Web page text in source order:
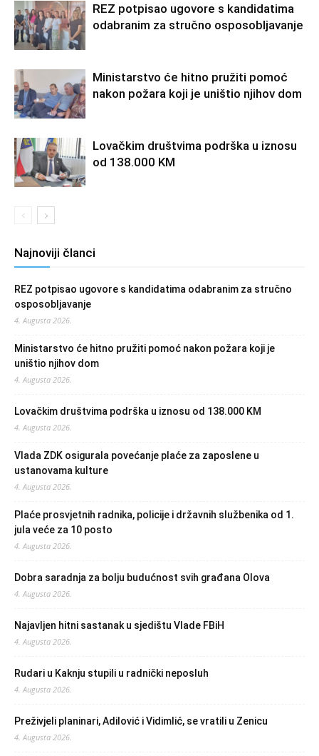
REZ potpisao ugovore s kandidatima
odabranim za stručno osposobljavanje
Ministarstvo će hitno pružiti pomoć
nakon požara koji je uništio njihov dom
Lovačkim društvima podrška u iznosu
od 138.000 KM
Najnoviji članci
REZ potpisao ugovore s kandidatima odabranim za stručno
osposobljavanje
4. Augusta 2026.
Ministarstvo će hitno pružiti pomoć nakon požara koji je
uništio njihov dom
4. Augusta 2026.
Lovačkim društvima podrška u iznosu od 138.000 KM
4. Augusta 2026.
Vlada ZDK osigurala povećanje plaće za zaposlene u
ustanovama kulture
4. Augusta 2026.
Plaće prosvjetnih radnika, policije i državnih službenika od 1.
jula veće za 10 posto
4. Augusta 2026.
Dobra saradnja za bolju budućnost svih građana Olova
4. Augusta 2026.
Najavljen hitni sastanak u sjedištu Vlade FBiH
4. Augusta 2026.
Rudari u Kaknju stupili u radnički neposluh
4. Augusta 2026.
Preživjeli planinari, Adilović i Vidimlić, se vratili u Zenicu
4. Augusta 2026.